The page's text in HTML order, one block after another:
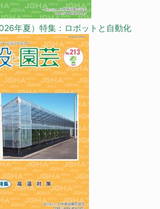
年夏）特集：ロボットと自動化